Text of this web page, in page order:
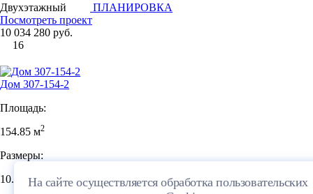
Двухэтажный
ПЛАНИРОВКА
Посмотреть проект
10 034 280 руб.
16
Дом 307-154-2
Площадь:
154.85 м2
Размеры:
10.15×10.61м
На сайте осуществляется обработка пользовательских